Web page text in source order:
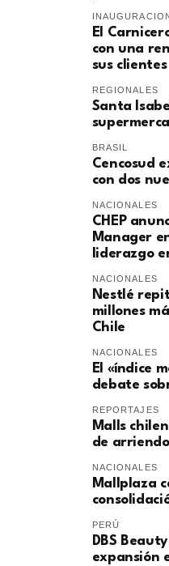
El
con una
sus clientes
REGIONALES
Santa
BRASIL
Cencosud
con dos
NACIONALES
CHEP
Manager
liderazgo
NACIONALES
Nestlé
millones
Chile
NACIONALES
El «índice
debate
REPORTAJES
Malls
de
NACIONALES
Mallplaza
PERÚ
DBS
expansión